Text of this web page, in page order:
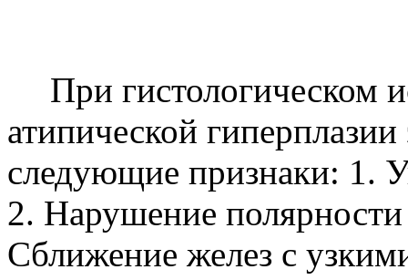
При гистологическом
атипической
следующие признаки: 1.
2. Нарушение
Сближение желез с